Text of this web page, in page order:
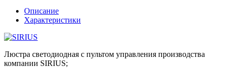
Описание
Характеристики
Люстра светодиодная с пультом управления производства
компании SIRIUS;